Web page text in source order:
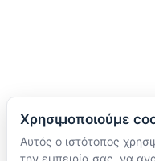
Ακολουθήστε μας
Χρησιμοποιούμε
Αυτός ο ιστότοπος
την εμπειρία σας, να